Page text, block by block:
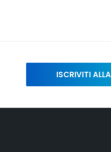
ISCRIVITI